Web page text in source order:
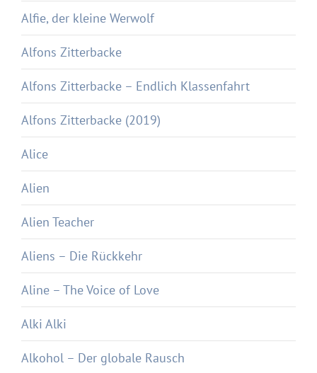
Alfie, der kleine Werwolf
Alfons Zitterbacke
Alfons Zitterbacke – Endlich Klassenfahrt
Alfons Zitterbacke (2019)
Alice
Alien
Alien Teacher
Aliens – Die Rückkehr
Aline – The Voice of Love
Alki Alki
Alkohol – Der globale Rausch